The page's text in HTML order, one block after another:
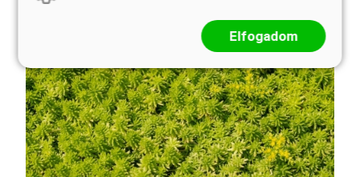
Elfogadom